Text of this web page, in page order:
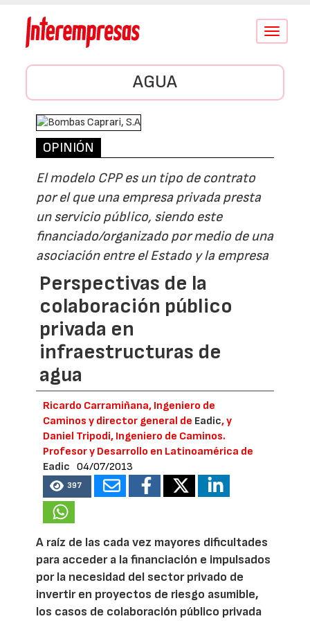
Conmutar
AGUA
OPINIÓN
El modelo CPP es un tipo de contrato
por el que una empresa privada presta
un servicio público, siendo este
financiado/organizado por medio de una
asociación entre el Estado y la empresa
Perspectivas de la
colaboración público
privada en
infraestructuras de
agua
Ricardo Carramiñana, Ingeniero de
Caminos y director general de Eadic, y
Daniel Tripodi, Ingeniero de Caminos.
Profesor y Desarrollo en Latinoamérica de
Eadic
04/07/2013
397
A raíz de las cada vez mayores dificultades
para acceder a la financiación e impulsados
por la necesidad del sector privado de
invertir en proyectos de riesgo asumible,
los casos de colaboración público privada